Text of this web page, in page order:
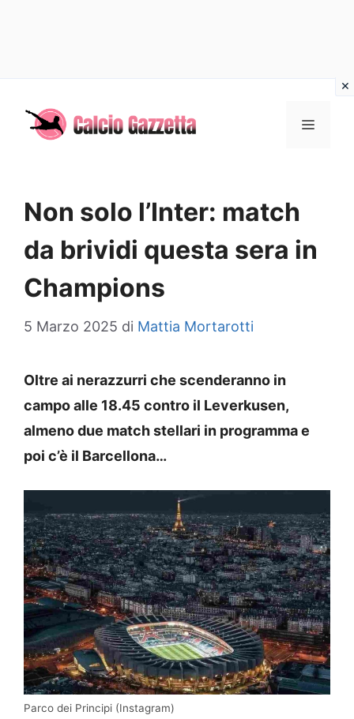
contenuto
MENU
Non solo l’Inter: match
da brividi questa sera in
Champions
5 Marzo 2025 di Mattia Mortarotti
Oltre ai nerazzurri che scenderanno in
campo alle 18.45 contro il Leverkusen,
almeno due match stellari in programma e
poi c’è il Barcellona…
Parco dei Principi (Instagram)